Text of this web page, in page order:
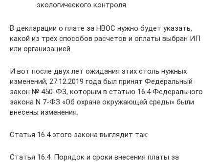
экологического контроля.
В декларации о плате за НВОС нужно будет указать,
какой из трех способов расчетов и оплаты выбран ИП
или организацией.
И вот после двух лет ожидания этих столь нужных
изменений, 27.12.2019 года был принят Федеральный
закон № 450-ФЗ, которым в статью 16.4 Федерального
закона N 7-ФЗ «Об охране окружающей среды» были
внесены изменения.
Статья 16.4 этого закона выглядит так:
Статья 16.4. Порядок и сроки внесения платы за